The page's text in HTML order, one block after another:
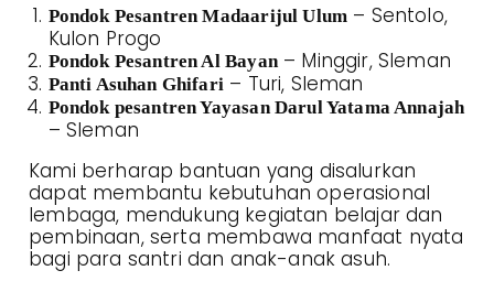
Pondok Pesantren Madaarijul Ulum – Sentolo,
Kulon Progo
Pondok Pesantren Al Bayan– Minggir, Sleman
Panti Asuhan Ghifari – Turi, Sleman
Pondok pesantren Yayasan Darul Yatama Annajah
– Sleman
Kami berharap bantuan yang disalurkan
dapat membantu kebutuhan operasional
lembaga, mendukung kegiatan belajar dan
pembinaan, serta membawa manfaat nyata
bagi para santri dan anak-anak asuh.